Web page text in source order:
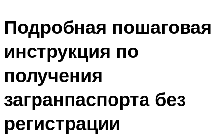
Подробная пошаговая
инструкция по
получения
загранпаспорта без
регистрации